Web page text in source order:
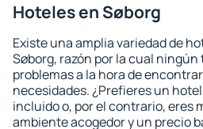
Hoteles en Søborg
Existe una amplia variedad de
Søborg, razón por la cual
problemas a la hora de
necesidades. ¿Prefieres un
incluido o, por el contrario, eres
ambiente acogedor y un precio